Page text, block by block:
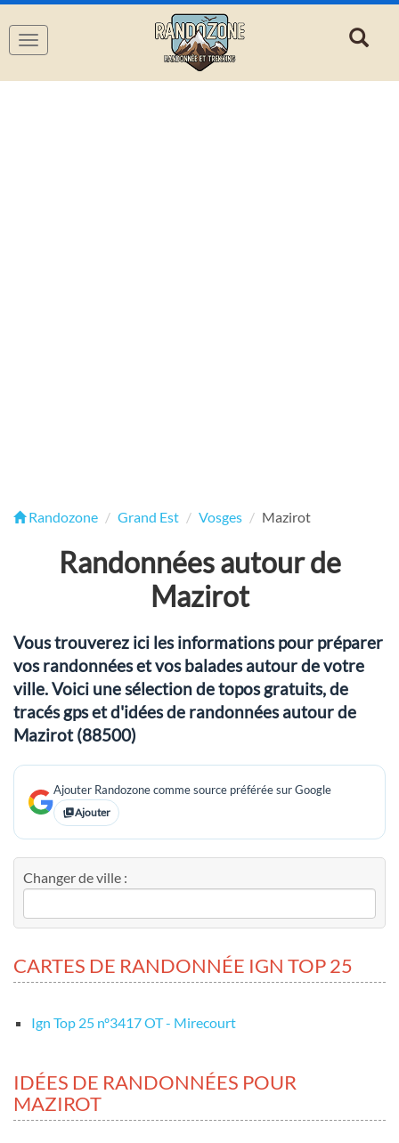
Navigation
Randozone Grand Est Vosges Mazirot
Randonnées autour de
Mazirot
Vous trouverez ici les informations pour préparer
vos randonnées et vos balades autour de votre
ville. Voici une sélection de topos gratuits, de
tracés gps et d'idées de randonnées autour de
Mazirot (88500)
Ajouter Randozone comme source préférée sur Google
Ajouter
Changer de ville :
CARTES DE RANDONNÉE IGN TOP 25
Ign Top 25 nº3417 OT - Mirecourt
IDÉES DE RANDONNÉES POUR
MAZIROT